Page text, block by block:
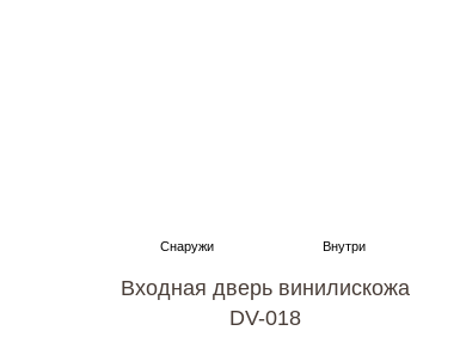
Входная дверь винилискожа
DV-018